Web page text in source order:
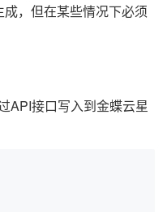
，但在某些情况下必须
API接口写入到金蝶云星